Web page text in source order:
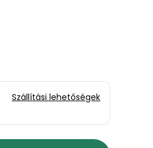
Szállítási lehetőségek